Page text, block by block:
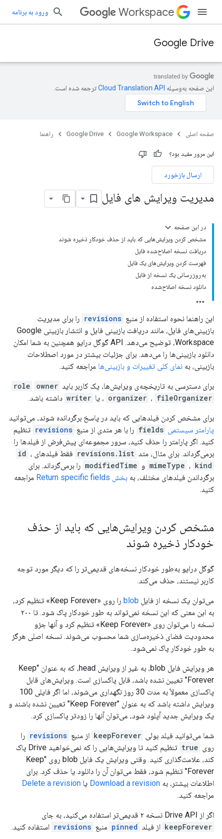
Workspace ورود به برنامه
Google Drive
این صفحه به‌وسیله ترجمه شده است.
صفحه اصلی Google Workspace
Google Drive راهنما
این مرور مفید بود؟
ارسال بازخورد
مدیریت ویرایش های فایل
در این صفحه
مشخص کردن ویرایش‌هایی که باید از حذف خودکار ذخیره شوند
دریافت نسخه اصلاح‌شده فایل
فهرست کردن ویرایش‌های یک فایل
به‌روزرسانی یک نسخه از فایل
دانلود نسخه اصلاح‌شده
این راهنما نحوه استفاده از منبع revisions را برای مدیریت
بازبینی‌های فایل، مانند دریافت بازبینی فایل و انتشار بازبینی Google
Workspace، توضیح می‌دهد. API گوگل درایو همچنین به شما امکان
دانلود بازبینی‌ها را می‌دهد. برای جزئیات بیشتر در مورد اصطلاحات
بازبینی، به نمای کلی تغییرات و بازبینی‌ها مراجعه کنید.
برای دسترسی به تاریخچه‌ی ویرایش‌ها، یک کاربر باید role
owner
، organizer ، fileOrganizer یا writer داشته باشد.
برای مشخص کردن فیلدهایی که باید در پاسخ برگردانده شوند، می‌توانید
پارامتر سیستمی fields را با هر متدی از منبع revisions تنظیم
کنید. اگر پارامتر را حذف کنید، سرور مجموعه‌ای پیش‌فرض از فیلدها را
برمی‌گرداند. برای مثال، متد revisions.list فقط فیلدهای id ،
mimeType ، kind و modifiedTime را برمی‌گرداند. برای
برگرداندن فیلدهای مختلف، به بخش Return specific fields
مراجعه
کنید.
مشخص کردن ویرایش‌هایی که باید از حذف
خودکار ذخیره شوند
گوگل درایو به‌طور خودکار نسخه‌های قدیمی‌تر را که دیگر مورد توجه
کاربر نیستند، حذف می‌کند.
می‌توان یک نسخه از فایل blob
را روی «Keep Forever» تنظیم کرد،
به این معنی که این نسخه نمی‌تواند به طور خودکار پاک شود. تا ۲۰۰
نسخه را می‌توان روی «Keep Forever» تنظیم کرد و آنها جزو
محدودیت فضای ذخیره‌سازی شما محسوب می‌شوند. نسخه اصلی هرگز
به طور خودکار پاک نمی‌شود.
هر ویرایش فایل blob، به غیر از ویرایش head، که به عنوان "Keep
Forever" تعیین نشده باشد، قابل پاکسازی است. ویرایش‌های قابل
پاکسازی معمولاً به مدت 30 روز نگهداری می‌شوند، اما اگر فایلی 100
ویرایش داشته باشد که به عنوان "Keep Forever" تعیین نشده باشند و
یک ویرایش جدید آپلود شود، می‌توان آنها را زودتر پاکسازی کرد.
شما می‌توانید فیلد بولی keepForever از منبع revisions را
روی true
تنظیم کنید تا ویرایش‌هایی را که نمی‌خواهید Drive پاک
کند، علامت‌گذاری کنید. وقتی ویرایش یک فایل blob روی "Keep
Forever" تنظیم شود، فقط می‌توان آن را دانلود یا حذف کرد. برای
اطلاعات بیشتر، به Download a revision یا Delete a revision
مراجعه کنید.
اگر از Drive API نسخه ۲ قدیمی‌تر استفاده می‌کنید، به جای
keepForever از فیلد pinned منبع revisions استفاده کنید.